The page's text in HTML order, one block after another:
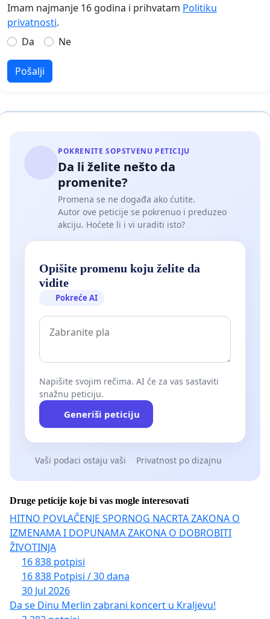
Imam najmanje 16 godina i prihvatam Politiku
privatnosti.
Da
Ne
Pošalji
POKRENITE SOPSTVENU PETICIJU
Da li želite nešto da
promenite?
Promena se ne događa ako ćutite.
Autor ove peticije se pokrenuo i preduzeo
akciju. Hoćete li i vi uraditi isto?
Opišite promenu koju želite da
vidite
Pokreće AI
Napišite svojim rečima. AI će za vas sastaviti
snažnu peticiju.
Generiši peticiju
Vaši podaci ostaju vaši Privatnost po dizajnu
Druge peticije koje bi vas mogle interesovati
HITNO POVLAČENJE SPORNOG NACRTA ZAKONA O
IZMENAMA I DOPUNAMA ZAKONA O DOBROBITI
ŽIVOTINJA
16 838 potpisi
16 838 Potpisi / 30 dana
30 Jul 2026
Da se Dinu Merlin zabrani koncert u Kraljevu!